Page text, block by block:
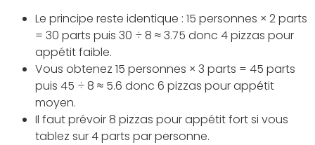
Le principe reste identique : 15 personnes × 2 parts
= 30 parts puis 30 ÷ 8 ≈ 3.75 donc 4 pizzas pour
appétit faible.
Vous obtenez 15 personnes × 3 parts = 45 parts
puis 45 ÷ 8 ≈ 5.6 donc 6 pizzas pour appétit
moyen.
Il faut prévoir 8 pizzas pour appétit fort si vous
tablez sur 4 parts par personne.